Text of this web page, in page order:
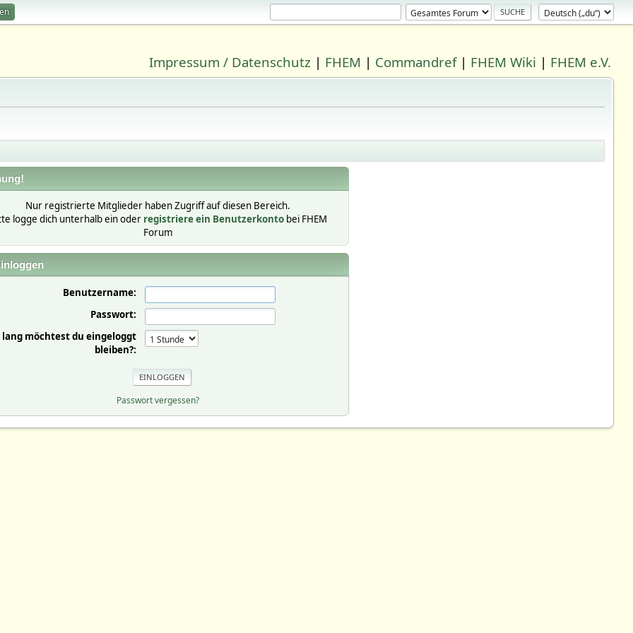
Impressum / Datenschutz | FHEM | Commandref| FHEM Wiki | FHEM e.V.
Nur registrierte Mitglieder haben Zugriff auf diesen Bereich.
logge dich unterhalb ein oder registriere ein Benutzerkontobei FHEM
Forum
Benutzername:
Passwort:
lang möchtest du eingeloggt
bleiben?:
Passwort vergessen?